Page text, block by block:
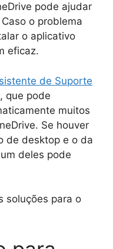
pode ajudar
o problema
o aplicativo
eficaz.
de Suporte
, que pode
muitos
Se houver
de desktop e o da
deles pode
soluções para o